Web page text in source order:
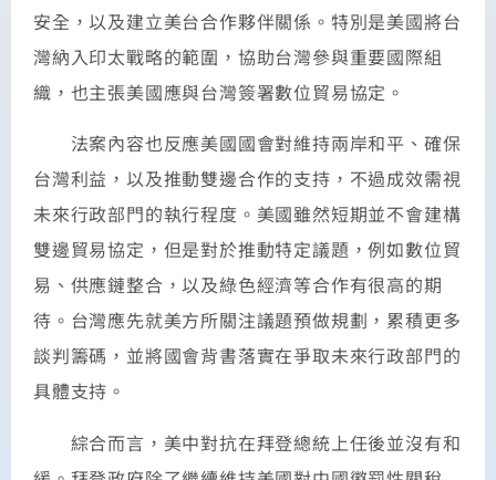
安全，以及建立美台合作夥伴關係。特別是美國將台
灣納入印太戰略的範圍，協助台灣參與重要國際組
織，也主張美國應與台灣簽署數位貿易協定。
法案內容也反應美國國會對維持兩岸和平、確保
台灣利益，以及推動雙邊合作的支持，不過成效需視
未來行政部門的執行程度。美國雖然短期並不會建構
雙邊貿易協定，但是對於推動特定議題，例如數位貿
易、供應鏈整合，以及綠色經濟等合作有很高的期
待。台灣應先就美方所關注議題預做規劃，累積更多
談判籌碼，並將國會背書落實在爭取未來行政部門的
具體支持。
綜合而言，美中對抗在拜登總統上任後並沒有和